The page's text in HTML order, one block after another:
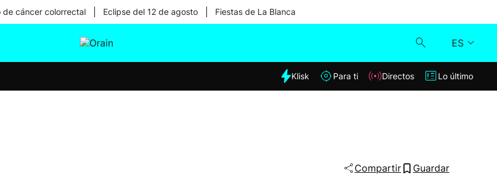
de cáncer colorrectal Eclipse del 12 de agosto Fiestas de La Blanca
ES
Klisk
Klisk Para ti Directos Lo último
Compartir Guardar